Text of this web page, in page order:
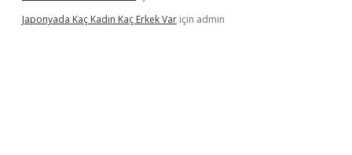
Japonyada Kaç Kadın Kaç Erkek Var için admin